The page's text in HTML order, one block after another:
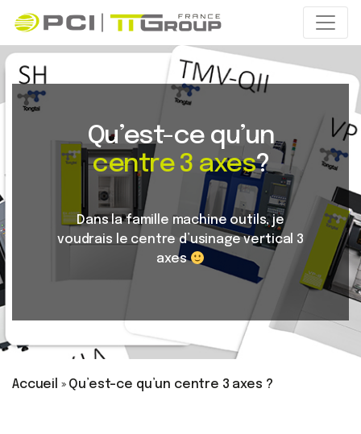
Qu’est-ce qu’un
centre 3 axes?
Dans la famille machine outils, je
voudrais le centre d’usinage vertical 3
axes
Accueil » Qu’est-ce qu’un centre 3 axes ?